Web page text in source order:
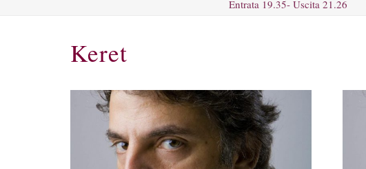
Entrata 19.35- Uscita 21.26
Keret